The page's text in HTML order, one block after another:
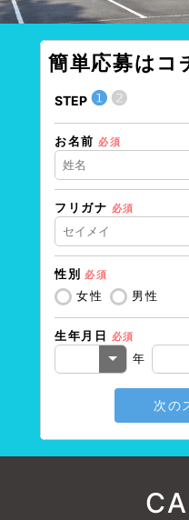
簡単応募はコ
STEP ❶❷
お名前 必須
フリガナ 必須
性別 必須
女性 男性
生年月日 必須
年
次の